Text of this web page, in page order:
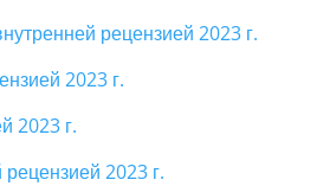
рецензией 2023 г.
2023 г.
2023 г.
2023 г.